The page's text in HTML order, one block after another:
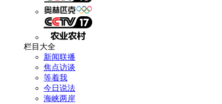
栏目大全
新闻联播
焦点访谈
等着我
今日说法
海峡两岸